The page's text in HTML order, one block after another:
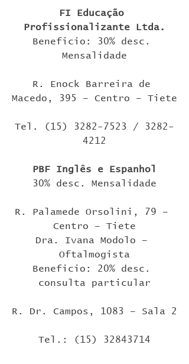
FI Educação
Profissionalizante Ltda.
Beneficio: 30% desc.
Mensalidade
R. Enock Barreira de
Macedo, 395 – Centro – Tiete
Tel. (15) 3282-7523 / 3282-
4212
PBF Inglês e Espanhol
30% desc. Mensalidade
R. Palamede Orsolini, 79 –
Centro – Tiete
Dra. Ivana Modolo –
Oftalmogista
Beneficio: 20% desc.
consulta particular
R. Dr. Campos, 1083 – Sala 2
Tel.: (15) 32843714